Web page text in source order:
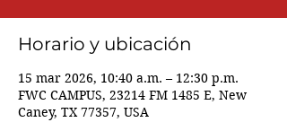
Horario y ubicación
15 mar 2026, 10:40 a.m. – 12:30 p.m.
FWC CAMPUS, 23214 FM 1485 E, New
Caney, TX 77357, USA